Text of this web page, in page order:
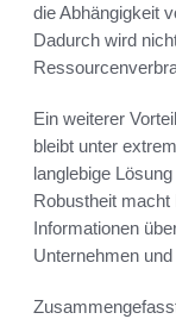
die Abhängigkeit
Dadurch wird
Ein weiterer
bleibt unter
langlebige
Robustheit
Informationen
Unternehmen